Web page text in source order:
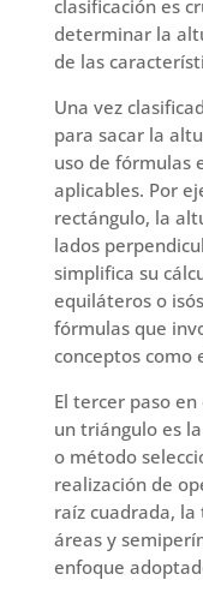
clasificación es
determinar la
de las
Una vez
para sacar la
uso de fórmulas
aplicables. Por
rectángulo, la
lados
simplifica su
equiláteros o
fórmulas que
conceptos como
El tercer paso
un triángulo es
o método
realización de
raíz cuadrada,
áreas y
enfoque